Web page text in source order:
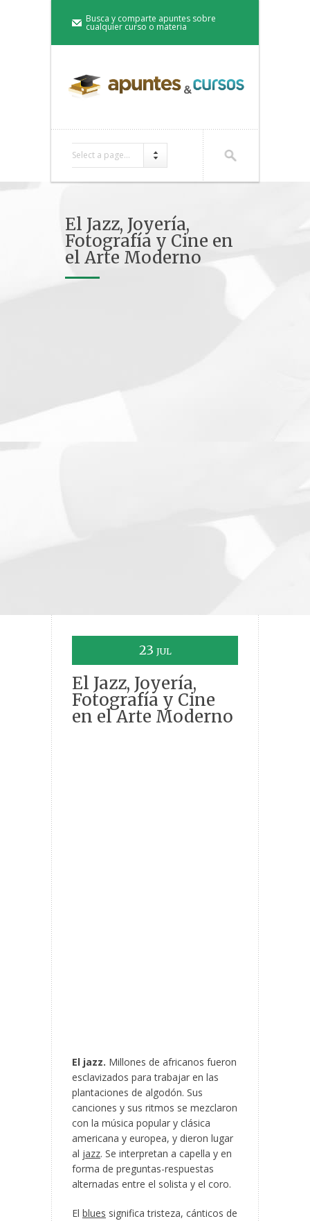
Busca y comparte apuntes sobre
cualquier curso o materia
Select a page...
El Jazz, Joyería,
Fotografía y Cine en
el Arte Moderno
23 JUL
El Jazz, Joyería,
Fotografía y Cine
en el Arte Moderno
El jazz. Millones de africanos fueron
esclavizados para trabajar en las
plantaciones de algodón. Sus
canciones y sus ritmos se mezclaron
con la música popular y clásica
americana y europea, y dieron lugar
al jazz. Se interpretan a capella y en
forma de preguntas-respuestas
alternadas entre el solista y el coro.
El blues significa tristeza, cánticos de